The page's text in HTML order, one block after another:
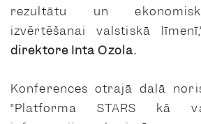
rezultātu un
izvērtēšanai valstiskā
direktore Inta Ozola.
Konferences otrajā daļā
“Platforma STARS kā